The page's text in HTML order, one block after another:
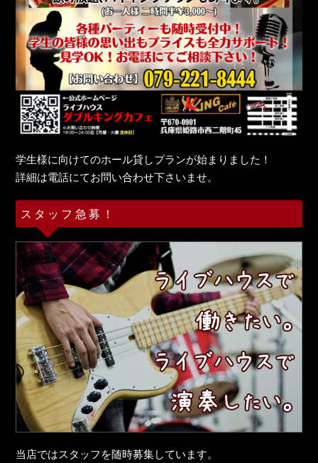
学生様に向けてのホール貸しプランが始まりました！
詳細は電話にてお問い合わせ下さいませ。
スタッフ急募！
当店ではスタッフを随時募集しています。